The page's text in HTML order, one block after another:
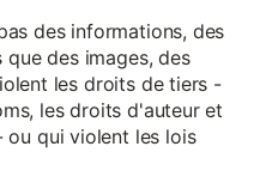
des informations, des
des images, des
les droits de tiers -
les droits d'auteur et
ou qui violent les lois